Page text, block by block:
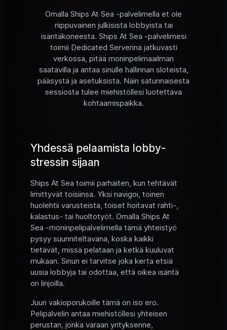
Omalla Ships At Sea -palvelimella et ole
riippuvainen julkisista lobbyista tai
isäntäkoneesta. Ships At Sea -palvelimesi
toimii Dedicated Serverinä jatkuvasti
verkossa, pitää moninpelimaailman
saatavilla ja antaa sinulle hallinnan sloteista,
pääsystä ja asetuksista. Näin satunnaisesta
sessiosta tulee miehistöllesi luotettava
kohtaamispaikka.
Yhdessä pelaamista lobby-
stressin sijaan
Ships At Sea toimii parhaiten, kun tehtävät
limittyvät toisiinsa. Yksi navigoi, toinen
huolehtii varusteista, toiset hoitavat rahti-,
kalastus- tai huoltotyöt. Omalla Ships At
Sea -moninpelipalvelimella tämä yhteistyö
pysyy suunniteltavana, koska kaikki
tietävät, missä pelataan ja ketkä kuuluvat
mukaan. Sinun ei tarvitse joka kerta etsiä
uusia lobbyja tai odottaa, että oikea isäntä
on linjoilla.
Juuri vakioporukoille tämä on iso ero.
Pelipalvelin antaa miehistöllesi yhteisen
perustan, jonka varaan yrityksenne,